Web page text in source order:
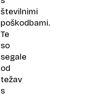
številnimi
poškodbami.
Te
so
segale
od
težav
s